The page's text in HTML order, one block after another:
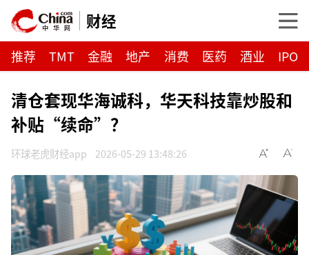
财经
推荐 TMT 金融 地产 消费 医药 酒业 IPO
清仓套现华海诚科，华天科技靠炒股和
补贴“续命”？
环球老虎财经app 2026-05-29 13:48:26